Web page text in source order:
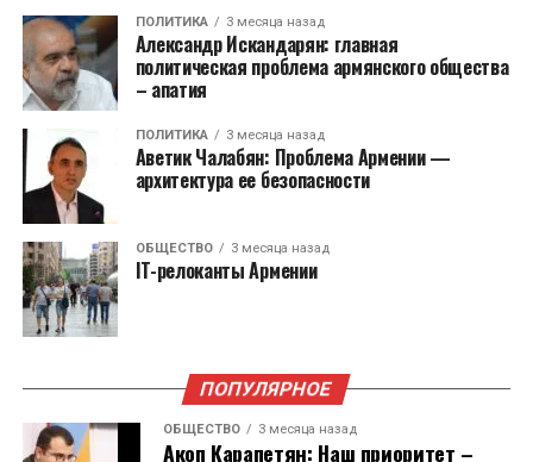
переданы государственному аудиту.
Также принято решение упразднить институт
бизнесомбудсмена. Он перестанет
существовать с 1 января 2026 года. Функции на
себя возьмет Министерство экономики.
Антикоррупционное бюро были учреждены
для выполнения рекомендаций Европейского
Союза в 2023 году.
ПОЛИТИКА 3 месяца назад
Александр Искандарян: главная
политическая проблема армянского общества
– апатия
ПОЛИТИКА 3 месяца назад
Аветик Чалабян: Проблема Армении —
архитектура ее безопасности
ОБЩЕСТВО 3 месяца назад
IT-релоканты Армении
ПОПУЛЯРНОЕ
ОБЩЕСТВО 3 месяца назад
Акоп Карапетян: Наш приоритет –